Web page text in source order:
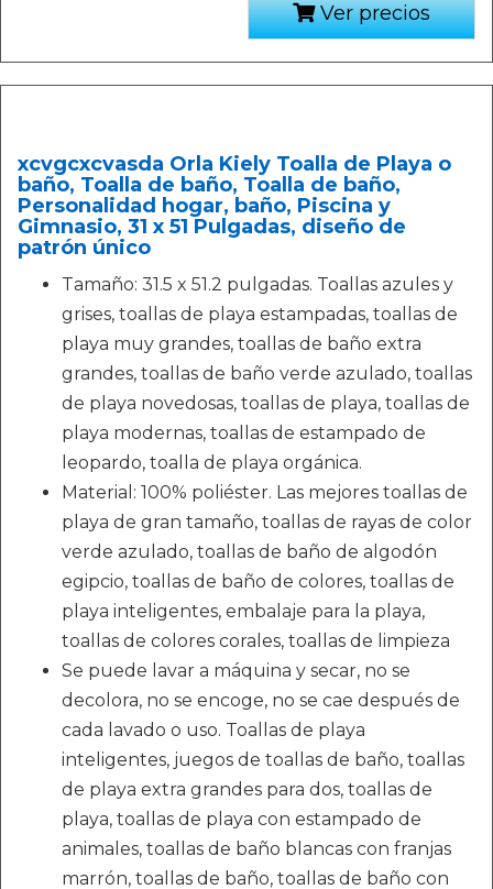
Ver precios
xcvgcxcvasda Orla Kiely Toalla de Playa o
baño, Toalla de baño, Toalla de baño,
Personalidad hogar, baño, Piscina y
Gimnasio, 31 x 51 Pulgadas, diseño de
patrón único
Tamaño: 31.5 x 51.2 pulgadas. Toallas azules y
grises, toallas de playa estampadas, toallas de
playa muy grandes, toallas de baño extra
grandes, toallas de baño verde azulado, toallas
de playa novedosas, toallas de playa, toallas de
playa modernas, toallas de estampado de
leopardo, toalla de playa orgánica.
Material: 100% poliéster. Las mejores toallas de
playa de gran tamaño, toallas de rayas de color
verde azulado, toallas de baño de algodón
egipcio, toallas de baño de colores, toallas de
playa inteligentes, embalaje para la playa,
toallas de colores corales, toallas de limpieza
Se puede lavar a máquina y secar, no se
decolora, no se encoge, no se cae después de
cada lavado o uso. Toallas de playa
inteligentes, juegos de toallas de baño, toallas
de playa extra grandes para dos, toallas de
playa, toallas de playa con estampado de
animales, toallas de baño blancas con franjas
marrón, toallas de baño, toallas de baño con